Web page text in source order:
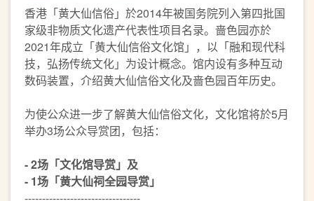
香港「黄大仙信俗」於2014年被国务院列入第四批国
家级非物质文化遗产代表性项目名录。啬色园亦於
2021年成立「黄大仙信俗文化馆」，以「融和现代科
技，弘扬传统文化」为设计概念。馆内设有多种互动
数码装置，介绍黄大仙信俗文化及啬色园百年历史。
为使公众进一步了解黄大仙信俗文化，文化馆将於5月
举办3场公众导赏团，包括：
- 2场「文化馆导赏」及
- 1场「黄大仙祠全园导赏」
---------------------------------